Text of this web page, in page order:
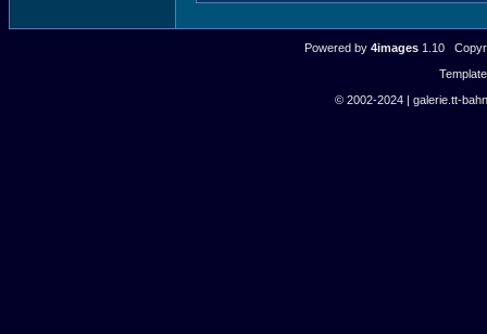
Powered by 4images1.10
© 2002-2024 | galerie.tt-